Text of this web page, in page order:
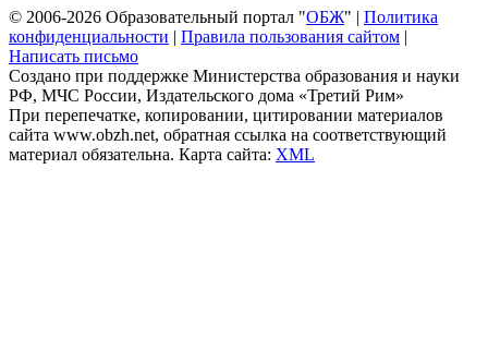
© 2006-2026 Образовательный портал "ОБЖ" | Политика
конфиденциальности | Правила пользования сайтом |
Написать письмо
Создано при поддержке Министерства образования и науки
РФ, МЧС России, Издательского дома «Третий Рим»
При перепечатке, копировании, цитировании материалов
сайта www.obzh.net, обратная ссылка на соответствующий
материал обязательна. Карта сайта: XML